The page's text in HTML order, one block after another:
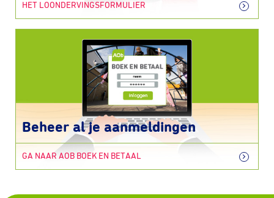
HET LOONDERVINGSFORMULIER
Beheer al je aanmeldingen
GA NAAR AOB BOEK EN BETAAL